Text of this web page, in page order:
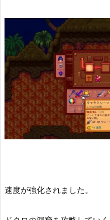
速度が強化されました。